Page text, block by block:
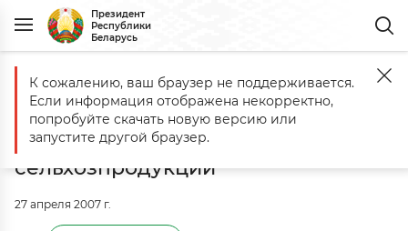
Президент
Республики
Беларусь
Главная События Беларусь не должна потерять зарубежные
Беларусь не должна потерять
зарубежные рынки сбыта
сельхозпродукции
27 апреля 2007 г.
К сожалению, ваш браузер не поддерживается.
Если информация отображена некорректно,
попробуйте скачать новую версию или
запустите другой браузер.